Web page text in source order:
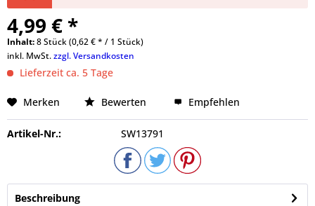
4,99 € *
Inhalt:8 Stück (0,62 € * / 1 Stück)
inkl. MwSt.zzgl. Versandkosten
Lieferzeit ca. 5 Tage
Merken Bewerten Empfehlen
Artikel-Nr.: SW13791
Beschreibung